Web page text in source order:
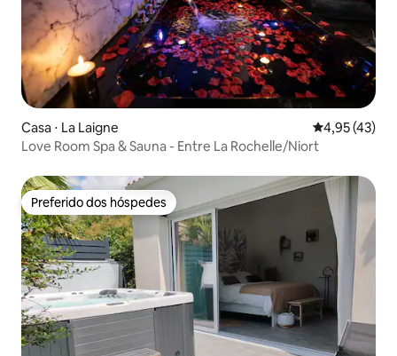
Casa ⋅ La Laigne 4,95 de uma
4,95 (43)
Love Room Spa & Sauna - Entre La Rochelle/Niort
Preferido dos hóspedes
Preferido dos hóspedes